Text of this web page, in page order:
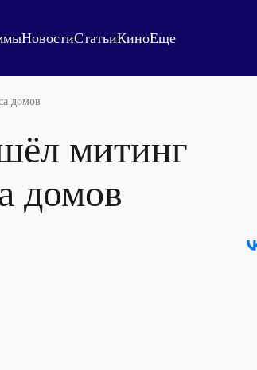
НовостиСтатьиКиноЕще
домов
митинг
домов